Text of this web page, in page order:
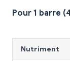
Pour 1 barre
Nutriment